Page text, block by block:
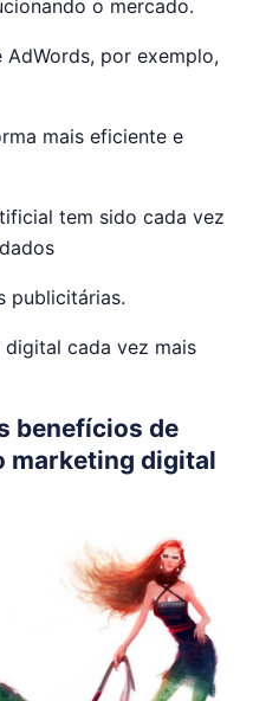
o mercado.
por exemplo,
mais eficiente e
tem sido cada vez
publicitárias.
cada vez mais
benefícios de
marketing digital